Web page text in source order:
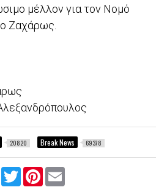
μέλλον για τον Νομό
Ζαχάρως.
20820 Break News 69378
T
P
E